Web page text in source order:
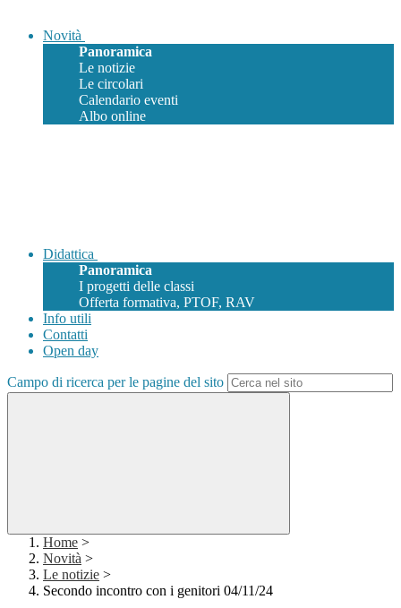
Novità
Panoramica
Le notizie
Le circolari
Calendario eventi
Albo online
Didattica
Panoramica
I progetti delle classi
Offerta formativa, PTOF, RAV
Info utili
Contatti
Open day
Campo di ricerca per le pagine del sito
Home >
Novità >
Le notizie >
Secondo incontro con i genitori 04/11/24